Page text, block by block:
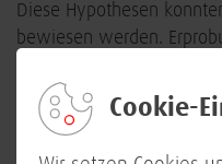
Cookie-
Diese Hypothesen
bewiesen werden.
Objekterkennung auf 6